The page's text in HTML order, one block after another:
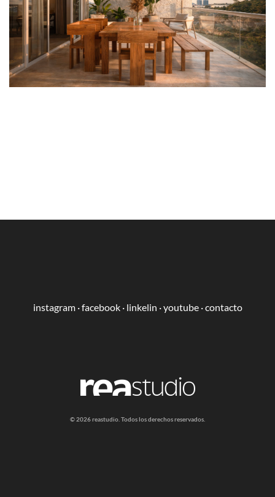
instagram·facebook· linkelin ·youtube·contacto
​​© 2026 reastudio. Todos los derechos reservados.